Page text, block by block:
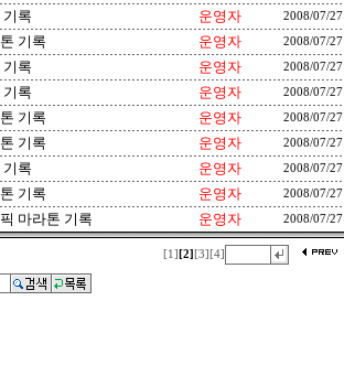
록 운영자 2008/07/27
기록 운영자 2008/07/27
록 운영자 2008/07/27
록 운영자 2008/07/27
기록 운영자 2008/07/27
기록 운영자 2008/07/27
록 운영자 2008/07/27
기록 운영자 2008/07/27
마라톤 기록 운영자 2008/07/27
[1] [2] [3] [4]